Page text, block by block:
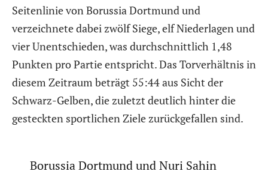
Seitenlinie von Borussia Dortmund und
verzeichnete dabei zwölf Siege, elf Niederlagen und
vier Unentschieden, was durchschnittlich 1,48
Punkten pro Partie entspricht. Das Torverhältnis in
diesem Zeitraum beträgt 55:44 aus Sicht der
Schwarz-Gelben, die zuletzt deutlich hinter die
gesteckten sportlichen Ziele zurückgefallen sind.
Borussia Dortmund und Nuri Sahin